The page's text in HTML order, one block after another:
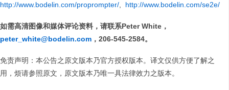
http://www.bodelin.com/proprompter/, http://www.bodelin.com/se2e/
如需高清图像和媒体评论资料，请联系Peter White，
peter_white@bodelin.com ，206-545-2584。
免责声明：本公告之原文版本乃官方授权版本。译文仅供方便了解之
用，烦请参照原文，原文版本乃唯一具法律效力之版本。